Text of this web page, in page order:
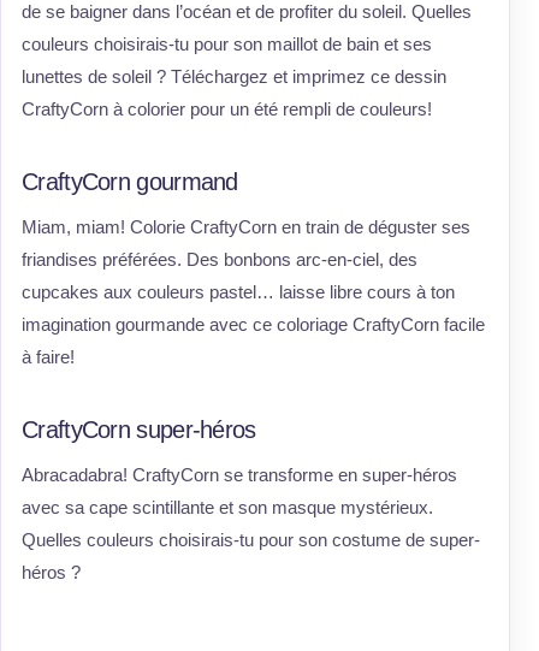
de se baigner dans l’océan et de profiter du soleil. Quelles
couleurs choisirais-tu pour son maillot de bain et ses
lunettes de soleil ? Téléchargez et imprimez ce dessin
CraftyCorn à colorier pour un été rempli de couleurs!
CraftyCorn gourmand
Miam, miam! Colorie CraftyCorn en train de déguster ses
friandises préférées. Des bonbons arc-en-ciel, des
cupcakes aux couleurs pastel… laisse libre cours à ton
imagination gourmande avec ce coloriage CraftyCorn facile
à faire!
CraftyCorn super-héros
Abracadabra! CraftyCorn se transforme en super-héros
avec sa cape scintillante et son masque mystérieux.
Quelles couleurs choisirais-tu pour son costume de super-
héros ?